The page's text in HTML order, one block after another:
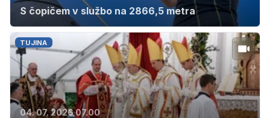
S čopičem v službo na 2866,5 metra
TUJINA
04. 07. 2026 07.00